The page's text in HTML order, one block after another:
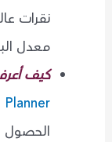
نقرات
معدل
كيف